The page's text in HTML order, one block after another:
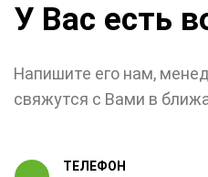
У Вас есть
Напишите его нам,
свяжутся с Вами в
ТЕЛЕФОН